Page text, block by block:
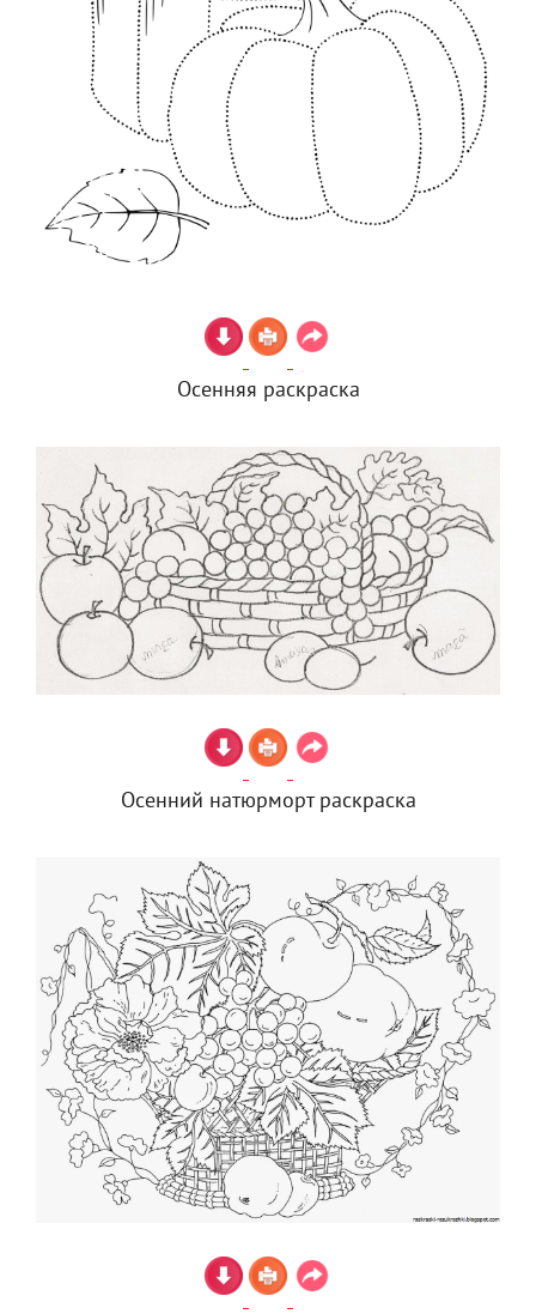
Осенняя раскраска
Осенний натюрморт раскраска